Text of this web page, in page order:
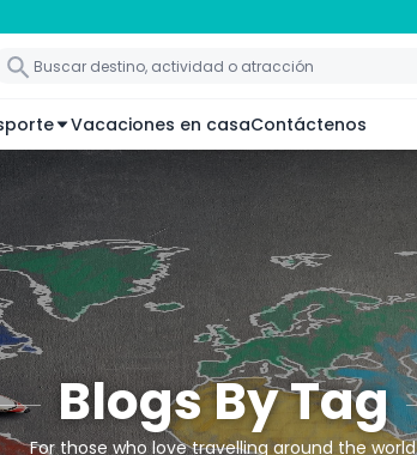
Vacaciones en casaContáctenos
Blogs By Tag
For those who love travelling around the world